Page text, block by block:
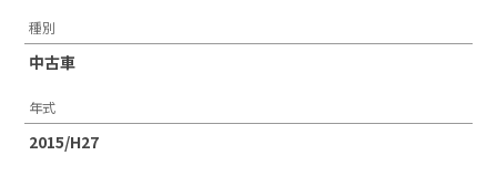
種別
中古車
年式
2015/H27